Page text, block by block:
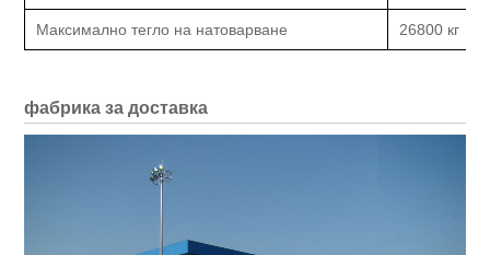
Максимално тегло на натоварване 26800 кг
фабрика за доставка